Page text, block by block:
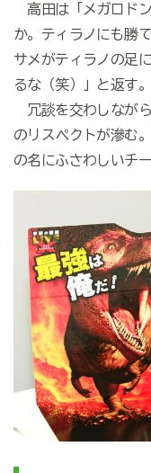
高田は「メガロド
か。ティラノにも勝
サメがティラノの足
るな（笑）」と返す。
冗談を交わしなが
のリスペクトが滲む
の名にふさわしいチ